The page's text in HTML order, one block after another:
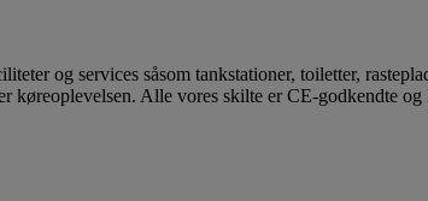
og services såsom tankstationer, toiletter,
Alle vores skilte er CE‑godkendte